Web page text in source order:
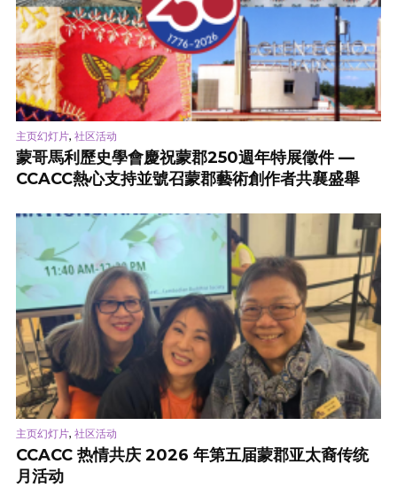
主页幻灯片, 社区活动
蒙哥馬利歷史學會慶祝蒙郡250週年特展徵件 —
CCACC熱心支持並號召蒙郡藝術創作者共襄盛舉
主页幻灯片, 社区活动
CCACC 热情共庆 2026 年第五届蒙郡亚太裔传统
月活动